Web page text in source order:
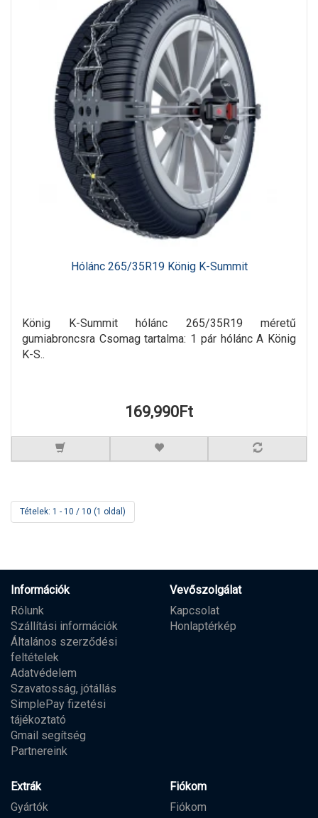
Hólánc 265/35R19 König K-Summit
König K-Summit hólánc 265/35R19 méretű
gumiabroncsra Csomag tartalma: 1 pár hólánc A König
K-S..
169,990Ft
Tételek: 1 - 10 / 10 (1 oldal)
Információk
Rólunk
Szállítási információk
Általános szerződési
feltételek
Adatvédelem
Szavatosság, jótállás
SimplePay fizetési
tájékoztató
Gmail segítség
Partnereink
Vevőszolgálat
Kapcsolat
Honlaptérkép
Extrák
Gyártók
Fiókom
Fiókom